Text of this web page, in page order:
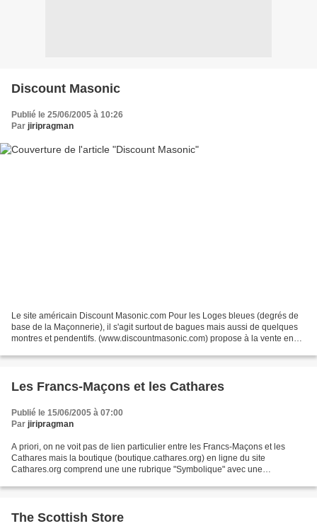
Discount Masonic
Publié le 25/06/2005 à 10:26
Par jiripragman
Le site américain Discount Masonic.com Pour les Loges bleues (degrés de
base de la Maçonnerie), il s'agit surtout de bagues mais aussi de quelques
montres et pendentifs. (www.discountmasonic.com) propose à la vente en
Les Francs-Maçons et les Cathares
Publié le 15/06/2005 à 07:00
Par jiripragman
A priori, on ne voit pas de lien particulier entre les Francs-Maçons et les
Cathares mais la boutique (boutique.cathares.org) en ligne du site
Cathares.org comprend une une rubrique "Symbolique" avec une
The Scottish Store